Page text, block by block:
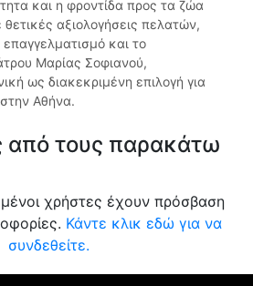
και η φροντίδα προς τα ζώα
θετικές αξιολογήσεις πελατών,
και το
Μαρίας Σοφιανού,
ως διακεκριμένη επιλογή για
Αθήνα.
από τους παρακάτω
χρήστες έχουν πρόσβαση
Κάντε κλικ εδώ για να
συνδεθείτε.